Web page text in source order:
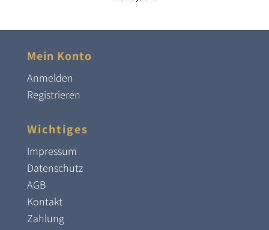
Mein Konto
Anmelden
Registrieren
Wichtiges
Impressum
Datenschutz
AGB
Kontakt
Zahlung